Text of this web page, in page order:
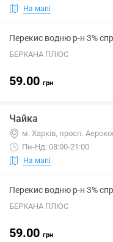
На мапі
Перекис водню р-н 3%
БЕРКАНА ПЛЮС
59.00 грн
Чайка
м. Харків, просп.
Пн-Нд: 08:00-21:00
На мапі
Перекис водню р-н 3%
БЕРКАНА ПЛЮС
59.00 грн